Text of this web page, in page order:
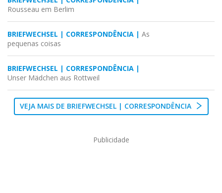
Rousseau em Berlim
BRIEFWECHSEL | CORRESPONDÊNCIA | As
pequenas coisas
BRIEFWECHSEL | CORRESPONDÊNCIA |
Unser Mädchen aus Rottweil
VEJA MAIS DE BRIEFWECHSEL | CORRESPONDÊNCIA
Publicidade